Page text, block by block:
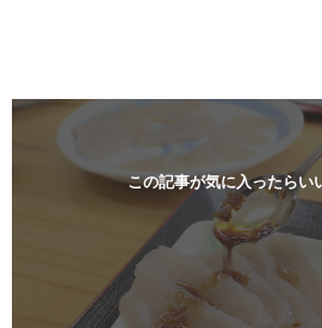
この記事が気に入ったらい